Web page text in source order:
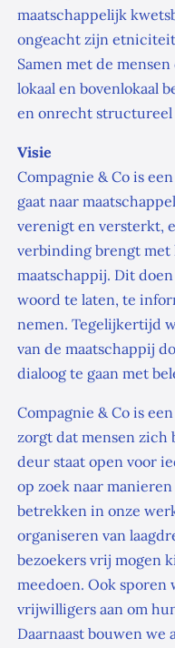
maatschappelijk
ongeacht zijn
Samen met de
lokaal en bovenlokaal
en onrecht structureel
Visie
Compagnie & Co is
gaat naar
verenigt en versterkt,
verbinding brengt met
maatschappij. Dit
woord te laten, te
nemen. Tegelijkertijd
van de maatschappij
dialoog te gaan met
Compagnie & Co is
zorgt dat mensen zich
deur staat open voor
op zoek naar
betrekken in onze
organiseren van
bezoekers vrij mogen
meedoen. Ook sporen
vrijwilligers aan om
Daarnaast bouwen we